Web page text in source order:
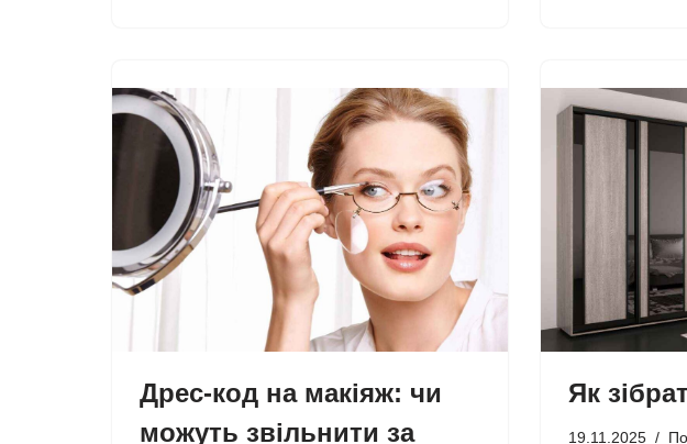
Дрес-код на макіяж: чи
можуть звільнити за
Як
19.11.2025